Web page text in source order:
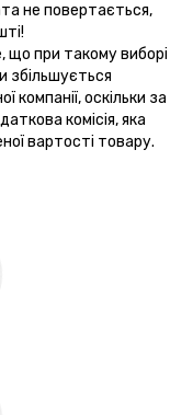
не повертається,
що при такому виборі
збільшується
компанії, оскільки за
комісія, яка
вартості товару.